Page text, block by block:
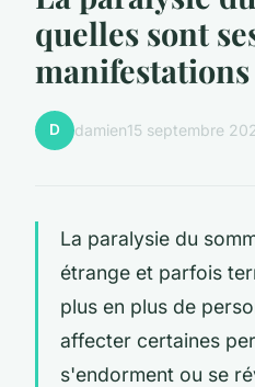
quelles sont
manifestations
D damien15 septembre
La paralysie du
étrange et parfois
plus en plus de
affecter certaines
s'endorment ou se